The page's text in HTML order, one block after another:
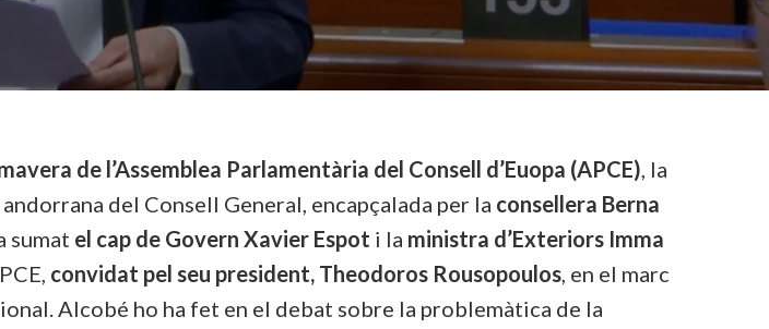
de l’Assemblea Parlamentària del Consell d’Euopa (APCE), la
del Consell General, encapçalada per la consellera Berna
sumat el cap de Govern Xavier Espot i la ministra d’Exteriors Imma
convidat pel seu president, Theodoros Rousopoulos, en el marc
Alcobé ho ha fet en el debat sobre la problemàtica de la